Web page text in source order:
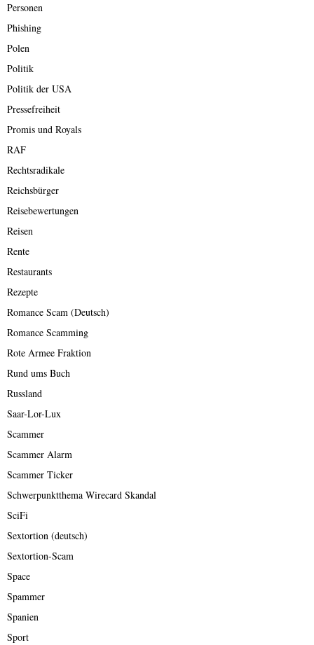
Personen
Phishing
Polen
Politik
Politik der USA
Pressefreiheit
Promis und Royals
RAF
Rechtsradikale
Reichsbürger
Reisebewertungen
Reisen
Rente
Restaurants
Rezepte
Romance Scam (Deutsch)
Romance Scamming
Rote Armee Fraktion
Rund ums Buch
Russland
Saar-Lor-Lux
Scammer
Scammer Alarm
Scammer Ticker
Schwerpunktthema Wirecard Skandal
SciFi
Sextortion (deutsch)
Sextortion-Scam
Space
Spammer
Spanien
Sport